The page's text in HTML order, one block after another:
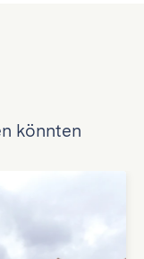
könnten